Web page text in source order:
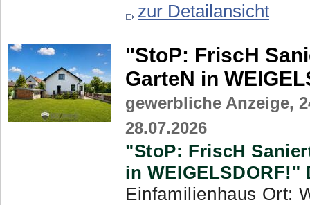
zur Detailansicht
"StoP: FriscH
GarteN in
gewerbliche Anzeige,
28.07.2026
"StoP: FriscH
in WEIGELSDORF!"
Einfamilienhaus Ort: